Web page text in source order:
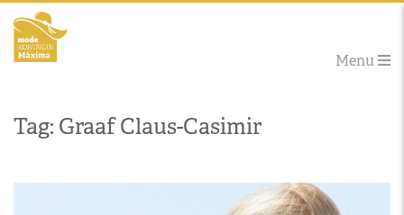
Menu
Tag: Graaf Claus-Casimir